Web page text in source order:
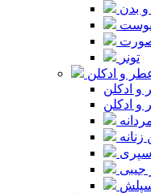
بدن
تونر
و ادکلن
و ادکلن
و ادکلن
اسپری